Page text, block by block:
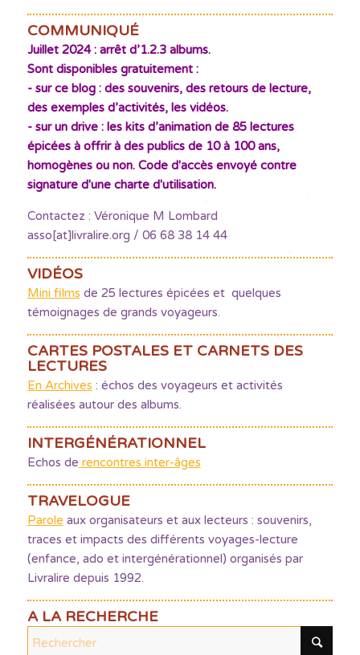
COMMUNIQUÉ
Juillet 2024 : arrêt d’1.2.3 albums.
Sont disponibles gratuitement :
- sur ce blog : des souvenirs, des retours de lecture,
des exemples d’activités, les vidéos.
- sur un drive : les kits d’animation de 85 lectures
épicées à offrir à des publics de 10 à 100 ans,
homogènes ou non. Code d'accès envoyé contre
signature d'une charte d'utilisation.
Contactez : Véronique M Lombard
asso[at]livralire.org / 06 68 38 14 44
VIDÉOS
Mini films de 25 lectures épicées et quelques
témoignages de grands voyageurs.
CARTES POSTALES ET CARNETS DES
LECTURES
En Archives : échos des voyageurs et activités
réalisées autour des albums.
INTERGÉNÉRATIONNEL
Echos de rencontres inter-âges
TRAVELOGUE
Parole aux organisateurs et aux lecteurs : souvenirs,
traces et impacts des différents voyages-lecture
(enfance, ado et intergénérationnel) organisés par
Livralire depuis 1992.
A LA RECHERCHE